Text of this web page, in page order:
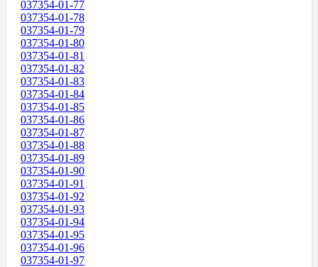
037354-01-77
037354-01-78
037354-01-79
037354-01-80
037354-01-81
037354-01-82
037354-01-83
037354-01-84
037354-01-85
037354-01-86
037354-01-87
037354-01-88
037354-01-89
037354-01-90
037354-01-91
037354-01-92
037354-01-93
037354-01-94
037354-01-95
037354-01-96
037354-01-97